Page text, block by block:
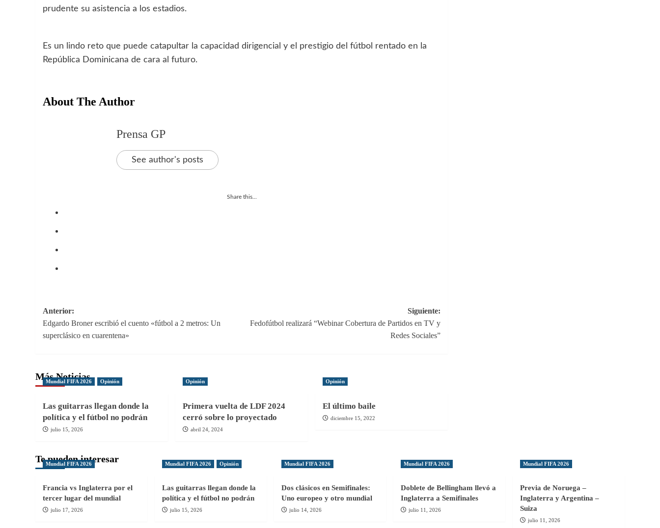
prudente su asistencia a los estadios.
Es un lindo reto que puede catapultar la capacidad dirigencial y el prestigio del fútbol rentado en la
República Dominicana de cara al futuro.
About The Author
Prensa GP
See author's posts
Share this...
Navegación
de
entradas
Anterior:
Edgardo Broner escribió el cuento «fútbol a 2 metros: Un
superclásico en cuarentena»
Siguiente:
Fedofútbol realizará “Webinar Cobertura de Partidos en TV y
Redes Sociales”
Más Noticias
Mundial FIFA 2026 Opinión
Las guitarras llegan donde la
política y el fútbol no podrán
julio 15, 2026
Opinión
Primera vuelta de LDF 2024
cerró sobre lo proyectado
abril 24, 2024
Opinión
El último baile
diciembre 15, 2022
Te pueden interesar
Mundial FIFA 2026
Francia vs Inglaterra por el
tercer lugar del mundial
julio 17, 2026
Mundial FIFA 2026 Opinión
Las guitarras llegan donde la
política y el fútbol no podrán
julio 15, 2026
Mundial FIFA 2026
Dos clásicos en Semifinales:
Uno europeo y otro mundial
julio 14, 2026
Mundial FIFA 2026
Doblete de Bellingham llevó a
Inglaterra a Semifinales
julio 11, 2026
Mundial FIFA 2026
Previa de Noruega –
Inglaterra y Argentina –
Suiza
julio 11, 2026